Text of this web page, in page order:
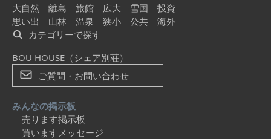
大自然
離島 旅館 広大 雪国
投資
思い出
山林 温泉 狭小 公共
海外
カテゴリーで探す
BOU HOUSE（シェア別荘）
ご質問・お問い合わせ
みんなの掲示板
売ります掲示板
買いますメッセージ